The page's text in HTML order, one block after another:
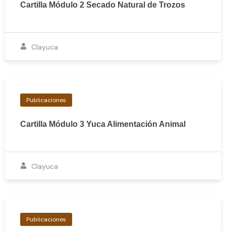
Cartilla Módulo 2 Secado Natural de Trozos
Clayuca
Publicaciones
Cartilla Módulo 3 Yuca Alimentación Animal
Clayuca
Publicaciones